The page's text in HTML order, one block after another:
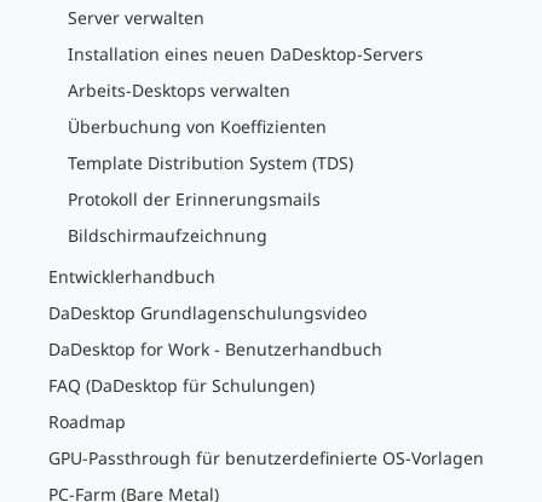
Server verwalten
Installation eines neuen DaDesktop-Servers
Arbeits-Desktops verwalten
Überbuchung von Koeffizienten
Template Distribution System (TDS)
Protokoll der Erinnerungsmails
Bildschirmaufzeichnung
Entwicklerhandbuch
DaDesktop Grundlagenschulungsvideo
DaDesktop for Work - Benutzerhandbuch
FAQ (DaDesktop für Schulungen)
Roadmap
GPU-Passthrough für benutzerdefinierte OS-Vorlagen
PC-Farm (Bare Metal)